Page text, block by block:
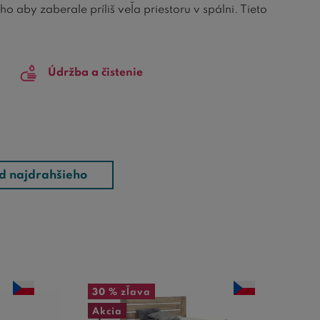
aby zaberale príliš veľa priestoru v spálni. Tieto
do každého priestoru teplý a prívetivý
pre vašu spálňu.
Údržba a čistenie
najdrahšieho
30 % zľava
Akcia